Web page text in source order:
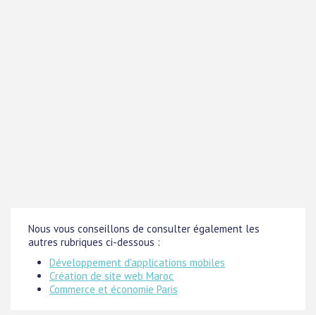
Nous vous conseillons de consulter également les
autres rubriques ci-dessous :
Développement d'applications mobiles
Création de site web Maroc
Commerce et économie Paris